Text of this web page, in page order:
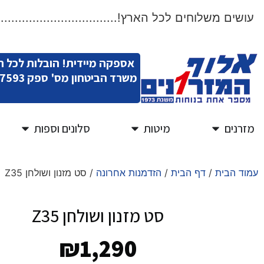
עושים משלוחים לכל
אספקה מיידית! הובלות לכל
משרד הביטחון מס' ספק 11007593
מזרנים מיטות סלונים וספות
עמוד הבית / דף הבית / הזדמנות אחרונה / סט מזנון ושולחן Z35
סט מזנון ושולחן Z35
₪1,290